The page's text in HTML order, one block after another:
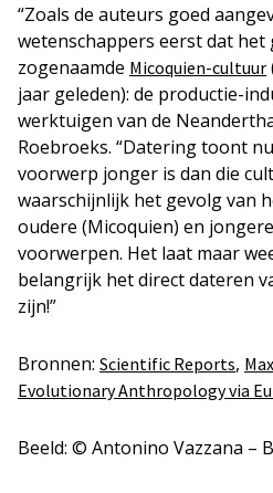
“Zoals de auteurs goed
wetenschappers eerst dat het
zogenaamde Micoquien-cultuur
jaar geleden): de productie-
werktuigen van de
Roebroeks. “Datering toont
voorwerp jonger is dan die
waarschijnlijk het gevolg van
oudere (Micoquien) en
voorwerpen. Het laat maar
belangrijk het direct dateren
zijn!”
Bronnen: Scientific Reports,
Evolutionary Anthropology via
Beeld: © Antonino Vazzana –